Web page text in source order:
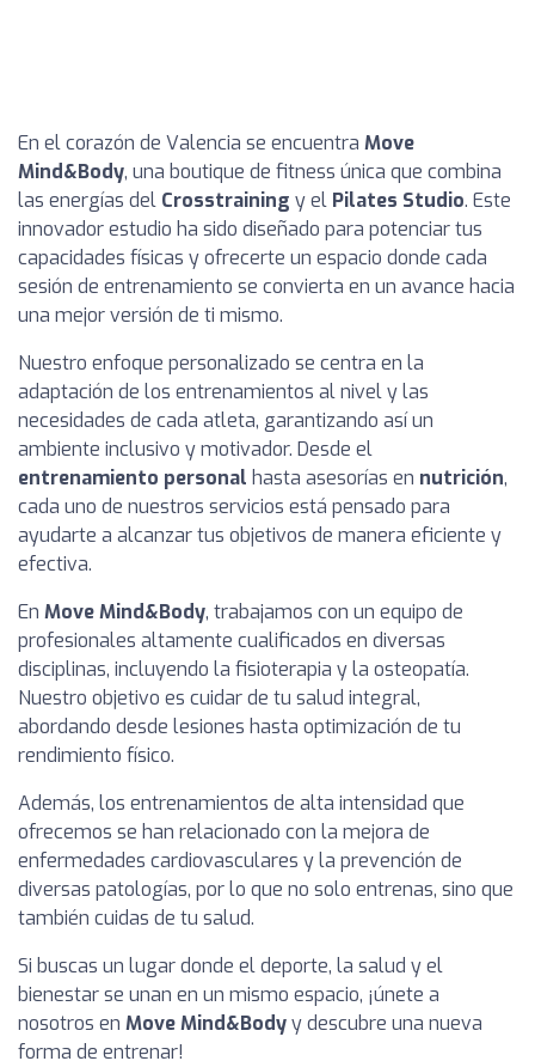
En el corazón de Valencia se encuentra Move
Mind&Body, una boutique de fitness única que combina
las energías del Crosstraining y el Pilates Studio. Este
innovador estudio ha sido diseñado para potenciar tus
capacidades físicas y ofrecerte un espacio donde cada
sesión de entrenamiento se convierta en un avance hacia
una mejor versión de ti mismo.
Nuestro enfoque personalizado se centra en la
adaptación de los entrenamientos al nivel y las
necesidades de cada atleta, garantizando así un
ambiente inclusivo y motivador. Desde el
entrenamiento personal hasta asesorías en nutrición,
cada uno de nuestros servicios está pensado para
ayudarte a alcanzar tus objetivos de manera eficiente y
efectiva.
En Move Mind&Body, trabajamos con un equipo de
profesionales altamente cualificados en diversas
disciplinas, incluyendo la fisioterapia y la osteopatía.
Nuestro objetivo es cuidar de tu salud integral,
abordando desde lesiones hasta optimización de tu
rendimiento físico.
Además, los entrenamientos de alta intensidad que
ofrecemos se han relacionado con la mejora de
enfermedades cardiovasculares y la prevención de
diversas patologías, por lo que no solo entrenas, sino que
también cuidas de tu salud.
Si buscas un lugar donde el deporte, la salud y el
bienestar se unan en un mismo espacio, ¡únete a
nosotros en Move Mind&Bodyy descubre una nueva
forma de entrenar!